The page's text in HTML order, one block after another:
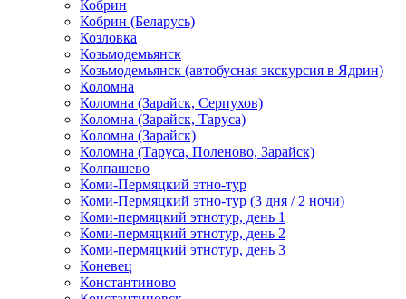
Кобрин
Кобрин (Беларусь)
Козловка
Козьмодемьянск
Козьмодемьянск (автобусная экскурсия в Ядрин)
Коломна
Коломна (Зарайск, Серпухов)
Коломна (Зарайск, Таруса)
Коломна (Зарайск)
Коломна (Таруса, Поленово, Зарайск)
Колпашево
Коми-Пермяцкий этно-тур
Коми-Пермяцкий этно-тур (3 дня / 2 ночи)
Коми-пермяцкий этнотур, день 1
Коми-пермяцкий этнотур, день 2
Коми-пермяцкий этнотур, день 3
Коневец
Константиново